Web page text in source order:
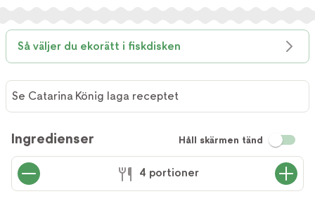
Så väljer du ekorätt i fiskdisken
Catarina
König
laga
receptet
Se Catarina König laga receptet
Ingredienser Håll skärmen tänd
4 portioner